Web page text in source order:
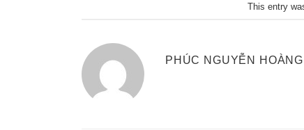
This entry
PHÚC NGUYỄN HOÀNG